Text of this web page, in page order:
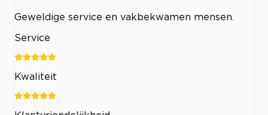
Geweldige service en vakbekwamen mensen.
Service
Kwaliteit